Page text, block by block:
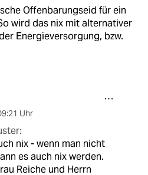
Offenbarungseid für ein
wird das nix mit alternativer
Energieversorgung, bzw.
Uhr
nix - wenn man nicht
es auch nix werden.
Reiche und Herrn